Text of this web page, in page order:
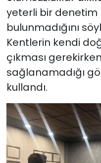
yeterli bir denetim
bulunmadığını
Kentlerin kendi
çıkması
sağlanamadığı
kullandı.